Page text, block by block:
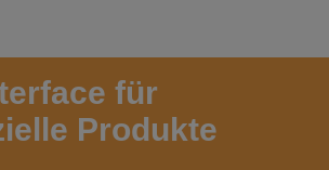
für
Produkte